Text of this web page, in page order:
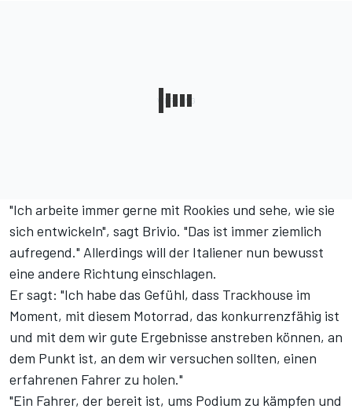
"Ich arbeite immer gerne mit Rookies und sehe, wie sie
sich entwickeln", sagt Brivio. "Das ist immer ziemlich
aufregend." Allerdings will der Italiener nun bewusst
eine andere Richtung einschlagen.
Er sagt: "Ich habe das Gefühl, dass Trackhouse im
Moment, mit diesem Motorrad, das konkurrenzfähig ist
und mit dem wir gute Ergebnisse anstreben können, an
dem Punkt ist, an dem wir versuchen sollten, einen
erfahrenen Fahrer zu holen."
"Ein Fahrer, der bereit ist, ums Podium zu kämpfen und